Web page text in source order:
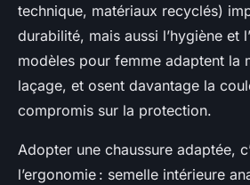
technique, matériaux recyclés)
durabilité, mais aussi l’hygiène et
modèles pour femme adaptent la
laçage, et osent davantage la
compromis sur la protection.
Adopter une chaussure adaptée,
l’ergonomie : semelle intérieure